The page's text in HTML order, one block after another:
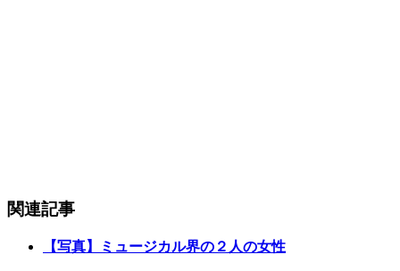
関連記事
【写真】ミュージカル界の２人の女性